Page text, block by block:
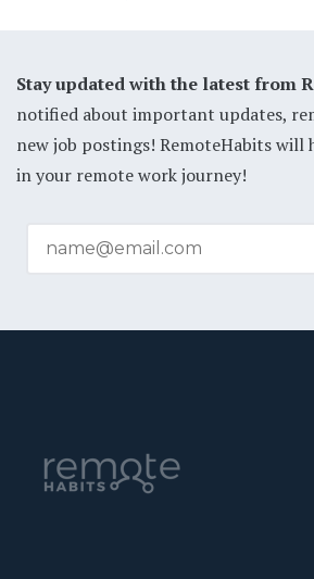
Stay updated with the latest from
notified about important updates,
new job postings! RemoteHabits will
in your remote work journey!